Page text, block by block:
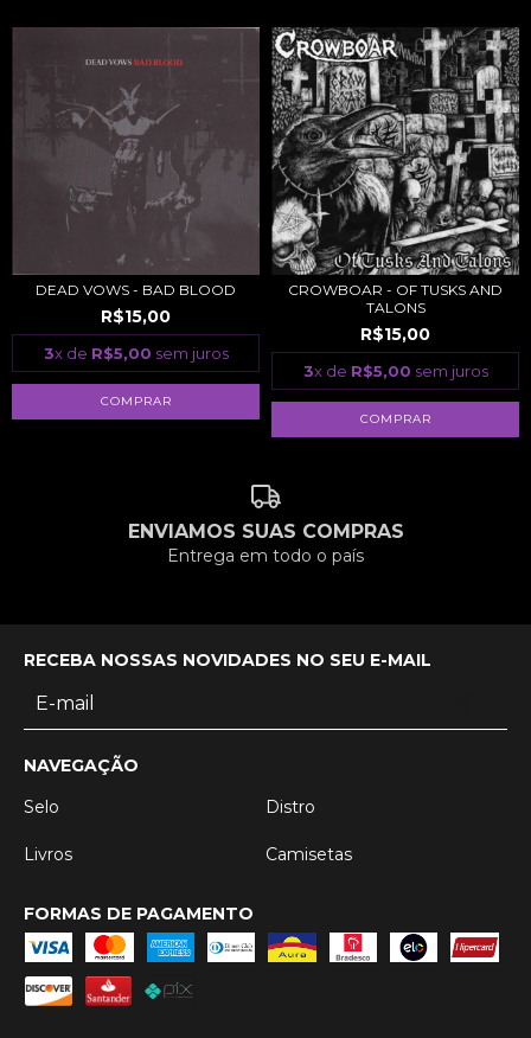
DEAD VOWS - BAD BLOOD
R$15,00
3x de R$5,00 sem juros
CROWBOAR - OF TUSKS AND
TALONS
R$15,00
3x de R$5,00 sem juros
ENVIAMOS SUAS COMPRAS
Entrega em todo o país
RECEBA NOSSAS NOVIDADES NO SEU E-MAIL
NAVEGAÇÃO
Selo
Distro
Livros Camisetas
FORMAS DE PAGAMENTO